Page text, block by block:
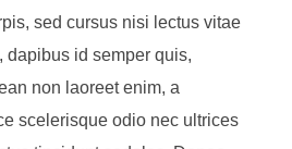
sed cursus nisi lectus vitae
dapibus id semper quis,
non laoreet enim, a
scelerisque odio nec ultrices